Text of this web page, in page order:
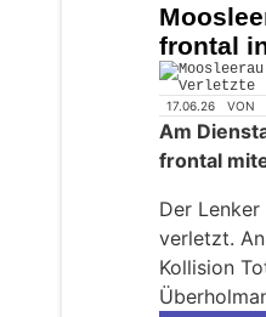
frontal
17.06.26 VON
Am
frontal
Der
verletzt.
Kollision